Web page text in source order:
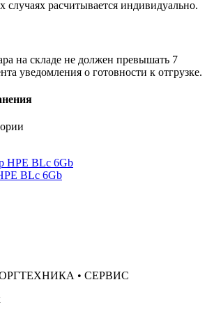
случаях расчитывается индивидуально.
на складе не должен превышать 7
уведомления о готовности к отгрузке.
BLc 6Gb
• СЕРВИС